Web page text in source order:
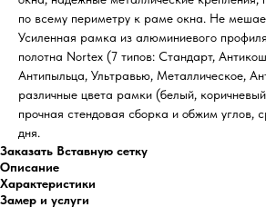
по всему периметру к раме окна. Не
Усиленная рамка из алюминиевого
полотна Nortex (7 типов: Стандарт,
Антипыльца, Ультравью, Металлическое,
различные цвета рамки (белый,
прочная стендовая сборка и обжим углов,
дня.
Заказать Вставную сетку
Описание
Характеристики
Замер и услуги